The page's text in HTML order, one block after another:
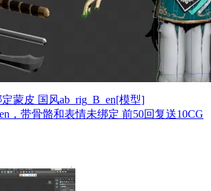
蒙皮 国风ab_rig_B_en[模型]
，带骨骼和表情未绑定 前50回复送10CG